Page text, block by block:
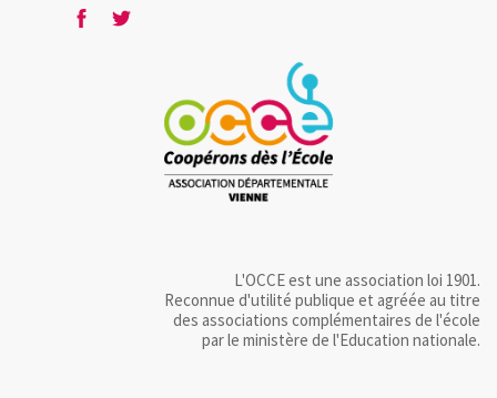
L'OCCE est une association loi 1901.
Reconnue d'utilité publique et agréée au titre
des associations complémentaires de l'école
par le ministère de l'Education nationale.